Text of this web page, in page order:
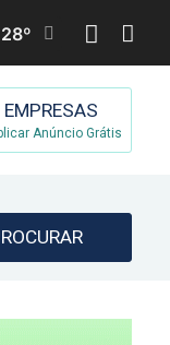
28º
EMPRESAS
Anúncio Grátis